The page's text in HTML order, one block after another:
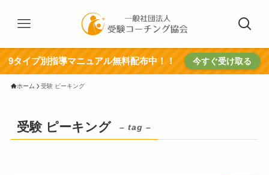
9タイプ別指導マニュアル無料配布中！！ 今すぐ受け取る
ホーム 受験 ピーキング
受験 ピーキング – tag –